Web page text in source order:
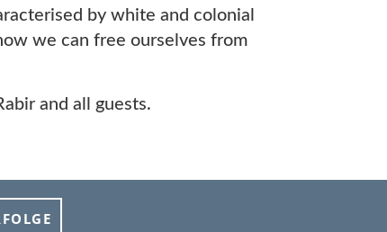
by white and colonial
we can free ourselves from
and all guests.